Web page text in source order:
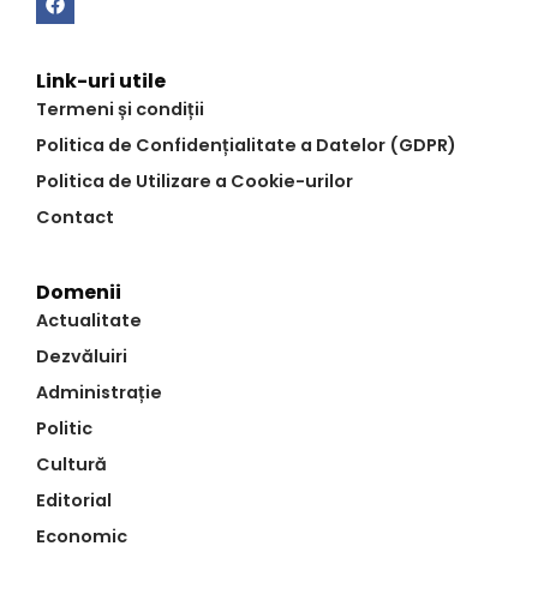
Link-uri utile
Termeni și condiții
Politica de Confidențialitate a Datelor (GDPR)
Politica de Utilizare a Cookie-urilor
Contact
Domenii
Actualitate
Dezvăluiri
Administrație
Politic
Cultură
Editorial
Economic